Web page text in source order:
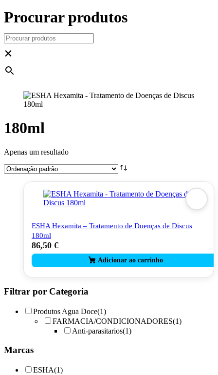
Procurar produtos
×
180ml
Apenas um resultado
ESHA Hexamita – Tratamento de Doenças de Discus
180ml
86,50 €
Filtrar por Categoria
Produtos Agua Doce(1)
FARMACIA/CONDICIONADORES(1)
Anti-parasitarios(1)
Marcas
ESHA(1)